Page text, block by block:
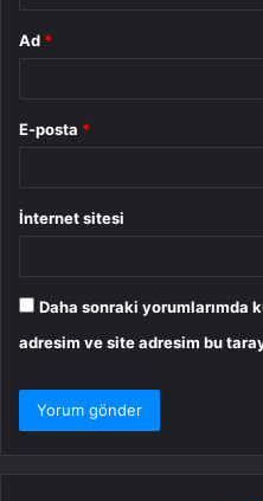
Ad *
E-posta *
İnternet sitesi
Daha sonraki yorumlarımda
adresim ve site adresim bu